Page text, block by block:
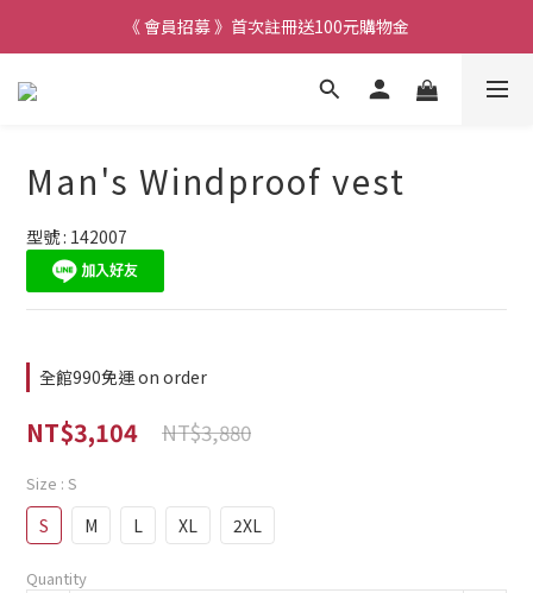
《 會員招募 》首次註冊送100元購物金
Man's Windproof vest
型號 : 142007
全館990免運 on order
NT$3,104 NT$3,880
Size : S
S M L XL 2XL
Quantity